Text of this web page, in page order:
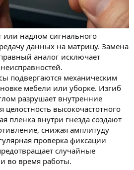
или надлом сигнального
данных на матрицу. Замена
аналог исключает
подвергаются механическим
мебели или уборке. Изгиб
разрушает внутренние
высокочастотного
пленка внутри гнезда создают
снижая амплитуду
проверка фиксации
случайные
во время работы.